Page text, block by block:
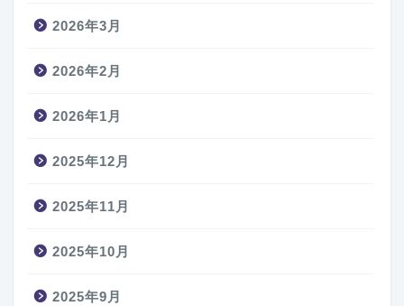
2026年3月
2026年2月
2026年1月
2025年12月
2025年11月
2025年10月
2025年9月